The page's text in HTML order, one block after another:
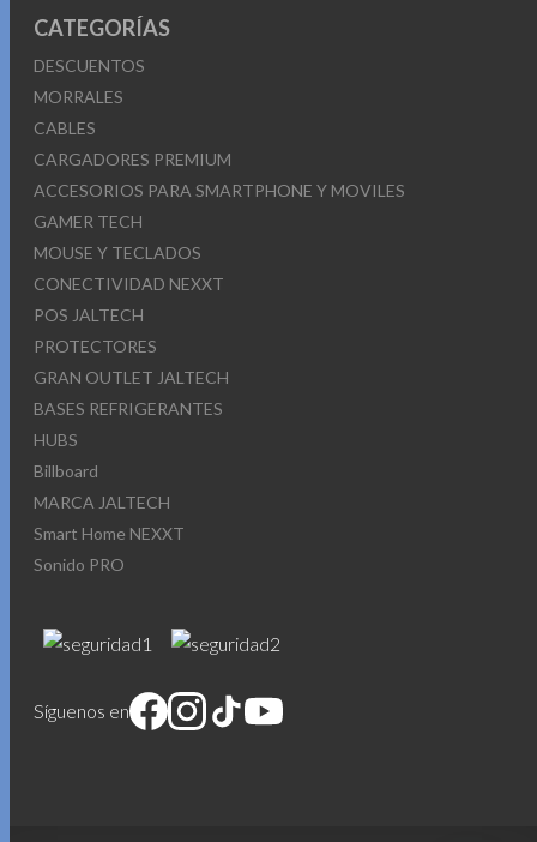
CATEGORÍAS
DESCUENTOS
MORRALES
CABLES
CARGADORES PREMIUM
ACCESORIOS PARA SMARTPHONE Y MOVILES
GAMER TECH
MOUSE Y TECLADOS
CONECTIVIDAD NEXXT
POS JALTECH
PROTECTORES
GRAN OUTLET JALTECH
BASES REFRIGERANTES
HUBS
Billboard
MARCA JALTECH
Smart Home NEXXT
Sonido PRO
Síguenos en